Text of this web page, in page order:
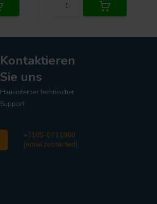
Kontaktieren
Sie uns
Hausinterner technischer
Support
+3185-0711860
[email protected]